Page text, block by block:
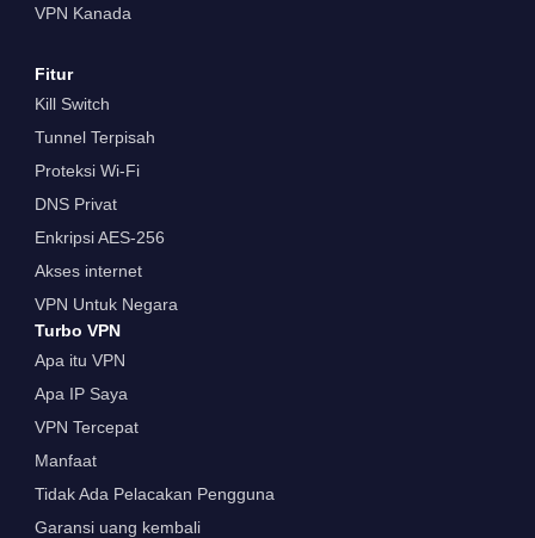
VPN Kanada
Fitur
Kill Switch
Tunnel Terpisah
Proteksi Wi-Fi
DNS Privat
Enkripsi AES-256
Akses internet
VPN Untuk Negara
Turbo VPN
Apa itu VPN
Apa IP Saya
VPN Tercepat
Manfaat
Tidak Ada Pelacakan Pengguna
Garansi uang kembali